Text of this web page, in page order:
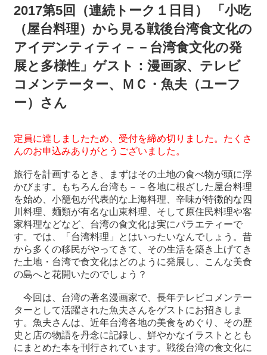
セ
ー
に
つ
い
新
情
と
申
込
過
去
行
事
湾
の
本
2017第5回（連続トーク１日目） 「小吃
（屋台料理）から見る戦後台湾食文化の
アイデンティティ－－台湾食文化の発
展と多様性」ゲスト：漫画家、テレビ
コメンテーター、ＭＣ・魚夫（ユーフ
ー）さん
定員に達しましたため、受付を締め切りました。たくさ
んのお申込みありがとうございました。
旅行を計画するとき、まずはその土地の食べ物が頭に浮
かびます。もちろん台湾も－－各地に根ざした屋台料理
を始め、小籠包が代表的な上海料理、辛味が特徴的な四
川料理、麺類が有名な山東料理、そして原住民料理や客
家料理などなど、台湾の食文化は実にバラエティーで
す。では、「台湾料理」とはいったいなんでしょう。昔
から多くの移民がやってきて、その生活を築き上げてき
た土地・台湾で食文化はどのように発展し、こんな美食
の島へと花開いたのでしょう？
今回は、台湾の著名漫画家で、長年テレビコメンテー
ターとして活躍された魚夫さんをゲストにお招きしま
す。魚夫さんは、近年台湾各地の美食をめぐり、その歴
史と店の物語を丹念に記録し、鮮やかなイラストととも
にまとめた本を刊行されています。戦後台湾の食文化に